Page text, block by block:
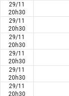
29/11
20h30
29/11
20h30
29/11
20h30
29/11
20h30
29/11
20h30
29/11
20h30